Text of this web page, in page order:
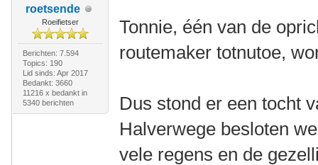
roetsende
Roeifietser
Berichten: 7.594
Topics: 190
Lid sinds: Apr 2017
Bedankt: 3660
11216 x bedankt in
5340 berichten
Tonnie, één van de
routemaker totnutoe,
Dus stond er een tocht
Halverwege besloten
vele regens en de